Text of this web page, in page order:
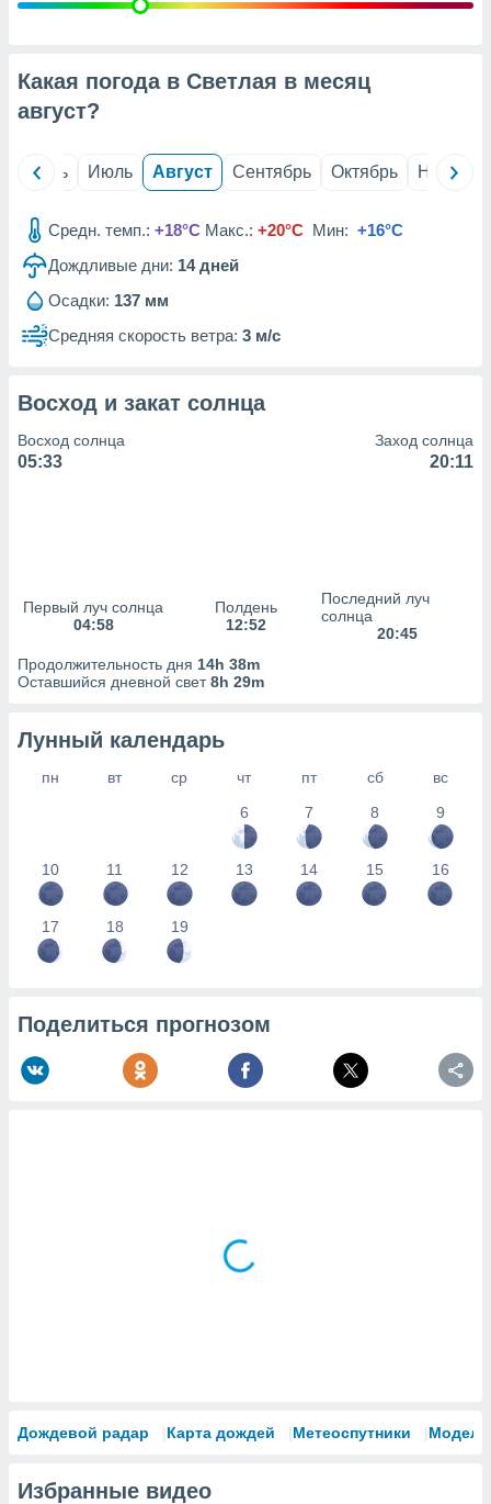
данных
рекламы
сведения
Какая погода в Светлая в месяц
август?
Июнь Июль Август Сентябрь Октябрь Ноябрь
Средн. темп.: +18°C Макс.: +20°C Мин: +16°C
Дождливые дни: 14дней
Осадки: 137 мм
Средняя скорость ветра: 3 м/с
Восход и закат солнца
Восход солнца
05:33
Заход солнца
20:11
Первый луч солнца
04:58
Полдень
12:52
Последний луч
солнца
20:45
Продолжительность дня 14h 38m
Оставшийся дневной свет8h 29m
Лунный календарь
пн вт ср чт пт сб
вс
6
7 8 9
10 11 12 13 14 15 16
17 18 19
Поделиться прогнозом
Дождевой радар Карта дождей Метеоспутники Модели
Избранные видео